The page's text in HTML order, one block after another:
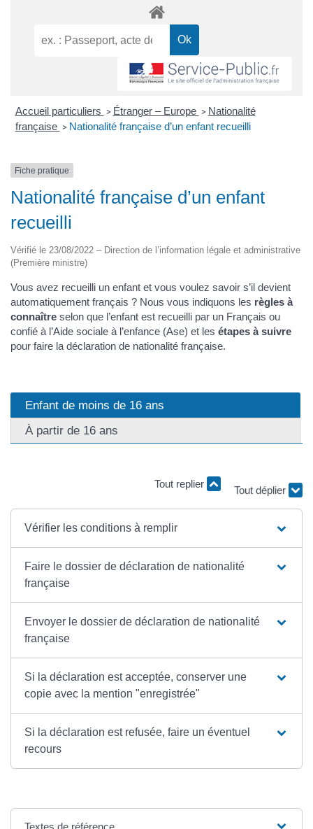
Accueil particuliers > Étranger – Europe > Nationalité
française > Nationalité française d’un enfant recueilli
Fiche pratique
Nationalité française d’un enfant
recueilli
Vérifié le 23/08/2022 – Direction de l’information légale et administrative
(Première ministre)
Vous avez recueilli un enfant et vous voulez savoir s’il devient
automatiquement français ? Nous vous indiquons les règles à
connaître selon que l’enfant est recueilli par un Français ou
confié à l’Aide sociale à l’enfance (Ase) et les étapes à suivre
pour faire la déclaration de nationalité française.
Enfant de moins de 16 ans
À partir de 16 ans
Tout replier
Tout déplier
Vérifier les conditions à remplir
Faire le dossier de déclaration de nationalité
française
Envoyer le dossier de déclaration de nationalité
française
Si la déclaration est acceptée, conserver une
copie avec la mention "enregistrée"
Si la déclaration est refusée, faire un éventuel
recours
Textes de référence